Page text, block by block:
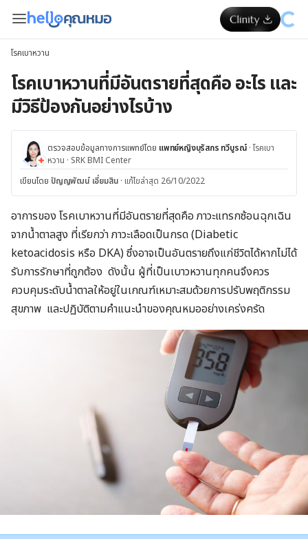
โรคเบาหวาน
โรคเบาหวานที่มีอันตรายที่สุดคือ อะไร และ
มีวิธีป้องกันอย่างไรบ้าง
ตรวจสอบข้อมูลทางการแพทย์โดย แพทย์หญิงบุรัสกร ทวีบูรณ์ ·โรคเบา
หวาน · SRK BMI Center
เขียนโดย ปัญญพัฒน์ เอี่ยมสิน · แก้ไขล่าสุด 26/10/2022
อาการของ โรคเบาหวานที่มีอันตรายที่สุดคือ ภาวะแทรกซ้อนฉุกเฉิน
จากน้ำตาลสูง ที่เรียกว่า ภาวะเลือดเป็นกรด (Diabetic
ketoacidosis หรือ DKA) ซึ่งอาจเป็นอันตรายถึงแก่ชีวิตได้หากไม่ได้
รับการรักษาที่ถูกต้อง ดังนั้น ผู้ที่เป็นเบาวหวานทุกคนจึงควร
ควบคุมระดับน้ำตาลให้อยู่ในเกณฑ์เหมาะสมด้วยการปรับพฤติกรรม
สุขภาพ และปฏิบัติตามคำแนะนำของคุณหมออย่างเคร่งครัด